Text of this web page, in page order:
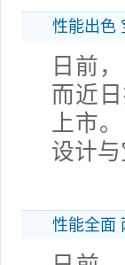
性能出色
日前
而近
上市
设计
性能全面